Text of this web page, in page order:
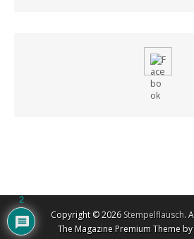
Copyright © 2026Stempelflausch.
The Magazine Premium Theme by
2